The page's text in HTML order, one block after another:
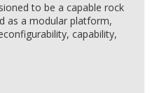
to be a capable rock
as a modular platform,
capability,